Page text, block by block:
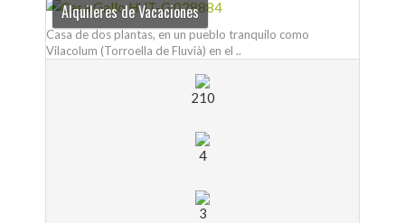
Alquileres de Vacaciones
Casa de dos plantas, en un pueblo tranquilo como
Vilacolum (Torroella de Fluvià) en el ..
210
4
3